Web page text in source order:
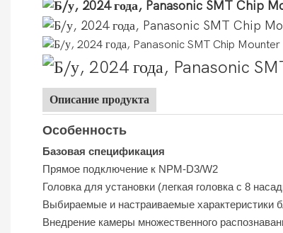
Описание продукта
Особенность
Базовая спецификация
Прямое подключение к NPM-D3/W2
Головка для установки (легкая головка с 8
Выбираемые и настраиваемые характеристики
Внедрение камеры множественного